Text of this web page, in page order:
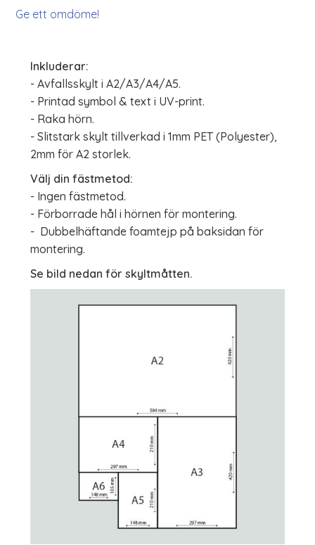
Ge ett omdöme!
Inkluderar:
- Avfallsskylt i A2/A3/A4/A5.
- Printad symbol & text i UV-print.
- Raka hörn.
- Slitstark skylt tillverkad i 1mm PET (Polyester),
2mm för A2 storlek.
Välj din fästmetod:
- Ingen fästmetod.
- Förborrade hål i hörnen för montering.
- Dubbelhäftande foamtejp på baksidan för
montering.
Se bild nedan för skyltmåtten.